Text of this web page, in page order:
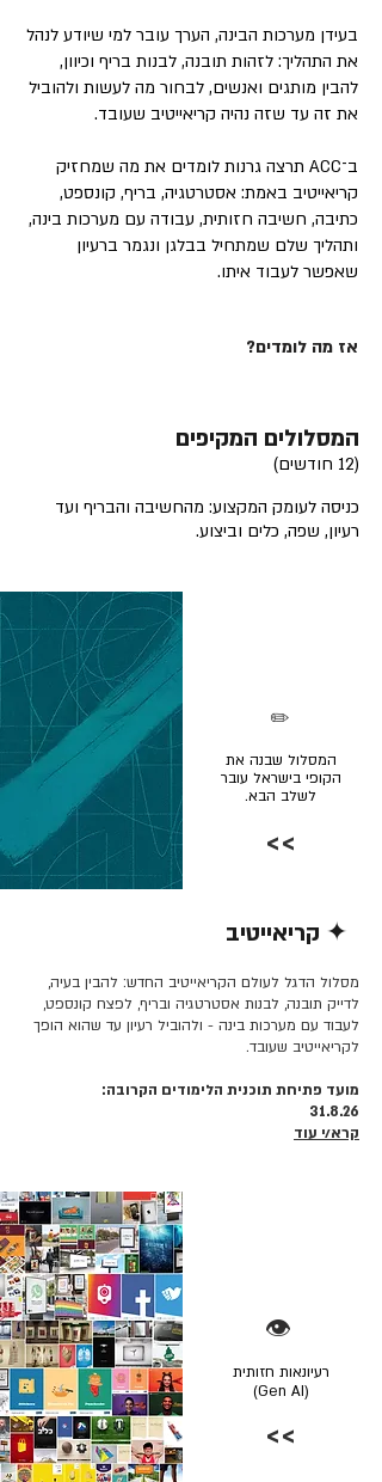
בעידן מערכות הבינה, הערך עובר למי שיודע לנהל
את התהליך: לזהות תובנה, לבנות בריף וכיוון,
להבין מותגים ואנשים, לבחור מה לעשות ולהוביל
את זה עד שזה נהיה קריאייטיב שעובד.
ב־ACC תרצה גרנות לומדים את מה שמחזיק
קריאייטיב באמת: אסטרטגיה, בריף, קונספט,
כתיבה, חשיבה חזותית, עבודה עם מערכות בינה,
ותהליך שלם שמתחיל בבלגן ונגמר ברעיון
שאפשר לעבוד איתו.
אז מה לומדים?
המסלולים המקיפים
(12 חודשים)
כניסה לעומק המקצוע: מהחשיבה והבריף ועד
רעיון, שפה, כלים וביצוע.
המסלול שבנה את
הקופי בישראל עובר
לשלב הבא.
✏️
>>
✦ קריאייטיב
מסלול הדגל לעולם הקריאייטיב החדש: להבין בעיה,
לדייק תובנה, לבנות אסטרטגיה ובריף, לפצח קונספט,
לעבוד עם מערכות בינה - ולהוביל רעיון עד שהוא הופך
לקריאייטיב שעובד.
מועד פתיחת תוכנית הלימודים הקרובה:
31.8.26
קרא/י עוד
👁️
רעיונאות חזותית
(Gen AI)
>>